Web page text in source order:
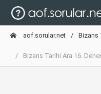
aof.sorular.net Bizans
Bizans Tarihi Ara 16.